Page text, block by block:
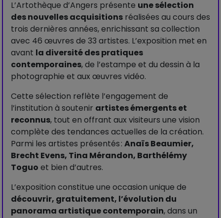
L’Artothèque d’Angers présente une sélection
des nouvelles acquisitions réalisées au cours des
trois dernières années, enrichissant sa collection
avec 46 œuvres de 33 artistes. L’exposition met en
avant la diversité des pratiques
contemporaines, de l’estampe et du dessin à la
photographie et aux œuvres vidéo.
Cette sélection reflète l’engagement de
l’institution à soutenir artistes émergents et
reconnus, tout en offrant aux visiteurs une vision
complète des tendances actuelles de la création.
Parmi les artistes présentés : Anaïs Beaumier,
Brecht Evens, Tina Mérandon, Barthélémy
Toguo et bien d’autres.
L’exposition constitue une occasion unique de
découvrir, gratuitement, l’évolution du
panorama artistique contemporain, dans un